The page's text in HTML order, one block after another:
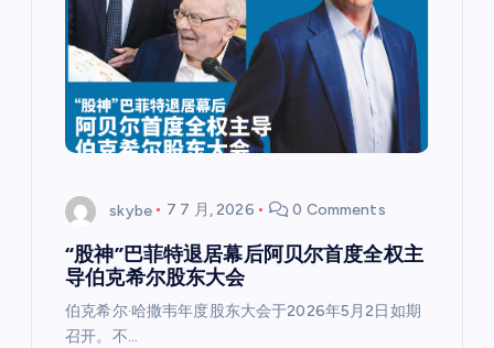
skybe 7 7 月, 2026 0 Comments
“股神”巴菲特退居幕后阿贝尔首度全权主
导伯克希尔股东大会
伯克希尔·哈撒韦年度股东大会于2026年5月2日如期
召开。不…